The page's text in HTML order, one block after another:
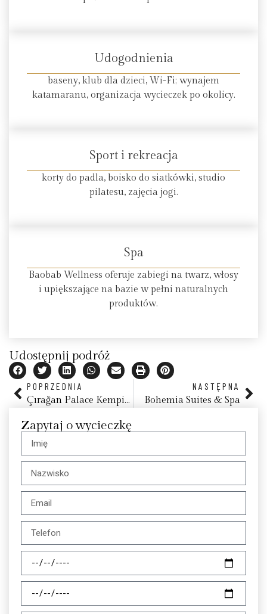
Udogodnienia
baseny, klub dla dzieci, Wi-Fi; wynajem
katamaranu, organizacja wycieczek po okolicy.
Sport i rekreacja
korty do padla, boisko do siatkówki, studio
pilatesu, zajęcia jogi.
Spa
Baobab Wellness oferuje zabiegi na twarz, włosy
i upiększające na bazie w pełni naturalnych
produktów.
Udostępnij podróż
POPRZEDNIA
Çırağan Palace Kempinski Istanbul
NASTĘPNA
Bohemia Suites & Spa
Zapytaj o wycieczkę